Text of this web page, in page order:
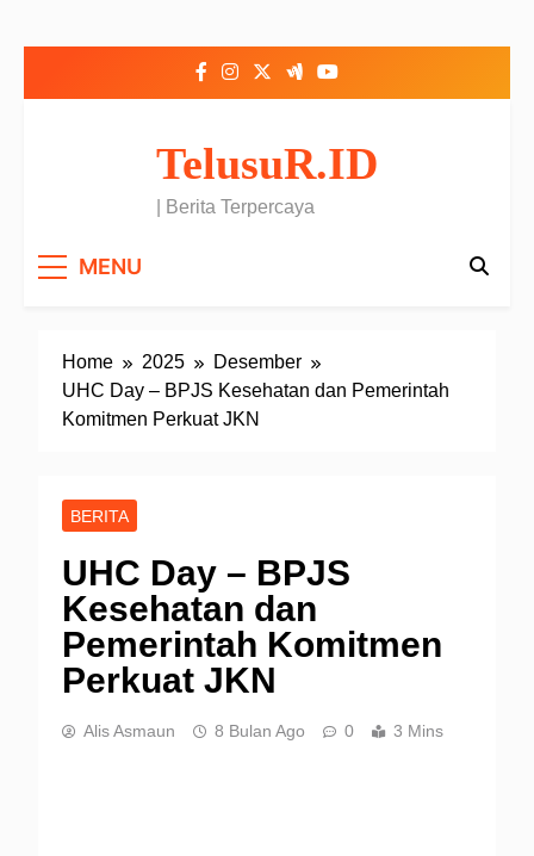
TelusuR.ID
| Berita Terpercaya
MENU
Home 2025
Desember
UHC Day – BPJS Kesehatan dan Pemerintah
Komitmen Perkuat JKN
BERITA
UHC Day – BPJS
Kesehatan dan
Pemerintah Komitmen
Perkuat JKN
Alis Asmaun 8 Bulan Ago 0 3 Mins